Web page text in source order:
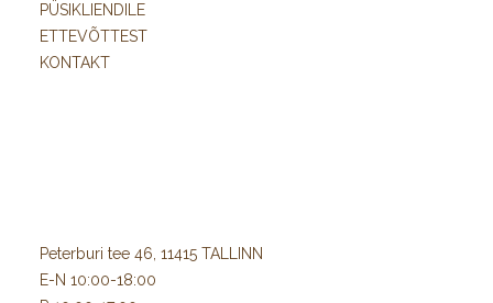
PÜSIKLIENDILE
ETTEVÕTTEST
KONTAKT
Peterburi tee 46, 11415 TALLINN
E-N 10:00-18:00